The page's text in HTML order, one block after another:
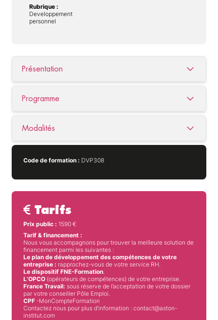
Rubrique :
Developpement
personnel
Présentation
Programme
Modalités
Code de formation : DVP308
Tarifs
Prix public : 1590 €
Tarif & financement :
Nous vous accompagnons pour trouver la meilleure solution de
financement parmi les suivantes :
Le plan de développement des compétences de votre
entreprise : rapprochez-vous de votre service RH.
Le dispositif FNE-Formation.
L’OPCO (opérateurs de compétences) de votre entreprise.
France Travail: sous réserve de l’acceptation de votre dossier
par votre conseiller Pôle Emploi.
CPF -MonCompteFormation
Contactez nous pour plus d’information : contact@aston-
institut.com